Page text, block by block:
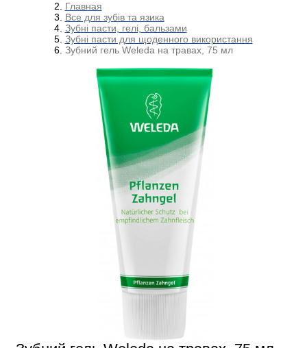
Главная
Все для зубів та язика
Зубні пасти, гелі, бальзами
Зубні пасти для щоденного використання
Зубний гель Weleda на травах, 75 мл